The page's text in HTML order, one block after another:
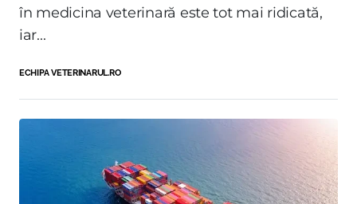
în medicina veterinară este tot mai ridicată,
iar...
ECHIPA VETERINARUL.RO